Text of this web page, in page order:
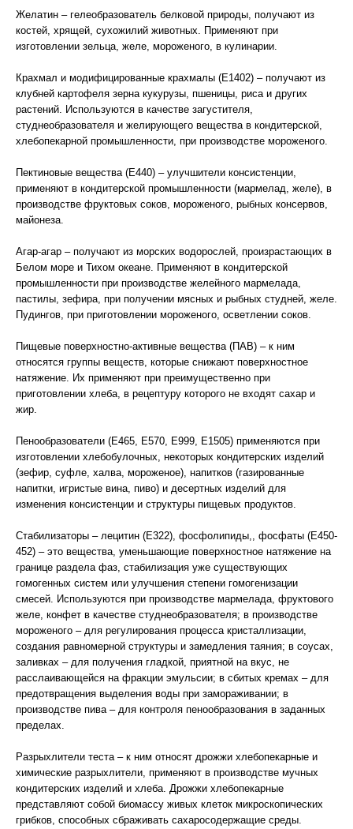
Желатин – гелеобразователь белковой природы, получают из
костей, хрящей, сухожилий животных. Применяют при
изготовлении зельца, желе, мороженого, в кулинарии.
Крахмал и модифицированные крахмалы (Е1402) – получают из
клубней картофеля зерна кукурузы, пшеницы, риса и других
растений. Используются в качестве загустителя,
студнеобразователя и желирующего вещества в кондитерской,
хлебопекарной промышленности, при производстве мороженого.
Пектиновые вещества (Е440) – улучшители консистенции,
применяют в кондитерской промышленности (мармелад, желе), в
производстве фруктовых соков, мороженого, рыбных консервов,
майонеза.
Агар-агар – получают из морских водорослей, произрастающих в
Белом море и Тихом океане. Применяют в кондитерской
промышленности при производстве желейного мармелада,
пастилы, зефира, при получении мясных и рыбных студней, желе.
Пудингов, при приготовлении мороженого, осветлении соков.
Пищевые поверхностно-активные вещества (ПАВ) – к ним
относятся группы веществ, которые снижают поверхностное
натяжение. Их применяют при преимущественно при
приготовлении хлеба, в рецептуру которого не входят сахар и
жир.
Пенообразователи (Е465, Е570, Е999, Е1505) применяются при
изготовлении хлебобулочных, некоторых кондитерских изделий
(зефир, суфле, халва, мороженое), напитков (газированные
напитки, игристые вина, пиво) и десертных изделий для
изменения консистенции и структуры пищевых продуктов.
Стабилизаторы – лецитин (Е322), фосфолипиды,, фосфаты (Е450-
452) – это вещества, уменьшающие поверхностное натяжение на
границе раздела фаз, стабилизация уже существующих
гомогенных систем или улучшения степени гомогенизации
смесей. Используются при производстве мармелада, фруктового
желе, конфет в качестве студнеобразователя; в производстве
мороженого – для регулирования процесса кристаллизации,
создания равномерной структуры и замедления таяния; в соусах,
заливках – для получения гладкой, приятной на вкус, не
расслаивающейся на фракции эмульсии; в сбитых кремах – для
предотвращения выделения воды при замораживании; в
производстве пива – для контроля пенообразования в заданных
пределах.
Разрыхлители теста – к ним относят дрожжи хлебопекарные и
химические разрыхлители, применяют в производстве мучных
кондитерских изделий и хлеба. Дрожжи хлебопекарные
представляют собой биомассу живых клеток микроскопических
грибков, способных сбраживать сахаросодержащие среды.